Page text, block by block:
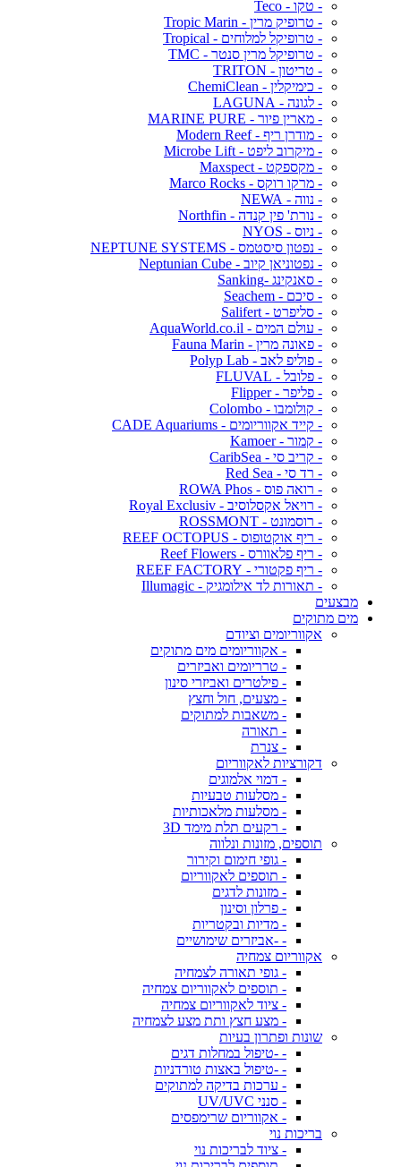
- טקו - Teco
- טרופיק מרין - Tropic Marin
- טרופיקל למלוחים - Tropical
- טרופיקל מרין סנטר - TMC
- טריטון - TRITON
- כימיקלין - ChemiClean
- לגונה - LAGUNA
- מארין פיור - MARINE PURE
- מודרן ריף - Modern Reef
- מיקרוב ליפט - Microbe Lift
- מקספקט - Maxspect
- מרקו רוקס - Marco Rocks
- נווה - NEWA
- נורת' פין קנדה - Northfin
- ניוס - NYOS
- נפטון סיסטמס - NEPTUNE SYSTEMS
- נפטוניאן קיוב - Neptunian Cube
- סאנקינג -Sanking
- סיכם - Seachem
- סליפרט - Salifert
- עולם המים - AquaWorld.co.il
- פאונה מרין - Fauna Marin
- פוליפ לאב - Polyp Lab
- פלובל - FLUVAL
- פליפר - Flipper
- קולומבו - Colombo
- קייד אקווריומים - CADE Aquariums
- קמור - Kamoer
- קריב סי - CaribSea
- רד סי - Red Sea
- רואה פוס - ROWA Phos
- רויאל אקסלוסיב - Royal Exclusiv
- רוסמונט - ROSSMONT
- ריף אוקטופוס - REEF OCTOPUS
- ריף פלאוורס - Reef Flowers
- ריף פקטורי - REEF FACTORY
- תאורות לד אילומגיק - Illumagic
מבצעים
מים מתוקים
אקווריומים וציודם
- אקווריומים מים מתוקים
- טרריומים ואביזרים
- פילטרים ואביזרי סינון
- מצעים, חול וחצץ
- משאבות למתוקים
- תאורה
- צנרת
דקורציות לאקווריום
- דמוי אלמוגים
- מסלעות טבעיות
- מסלעות מלאכותיות
- רקעים תלת מימד 3D
תוספים, מזונות ונלווה
- גופי חימום וקירור
- תוספים לאקווריום
- מזונות לדגים
- פרלון וסינון
- מדיות ובקטריות
- -אביזרים שימושיים
אקווריום צמחיה
- גופי תאורה לצמחיה
- תוספים לאקווריום צמחיה
- ציוד לאקווריום צמחיה
- מצע חצץ ותת מצע לצמחיה
שונות ופתרון בעיות
- -טיפול במחלות דגים
- -טיפול באצות טורדניות
- ערכות בדיקה למתוקים
- סנני UV/UVC
- אקווריום שרימפסים
בריכות נוי
- ציוד לבריכות נוי